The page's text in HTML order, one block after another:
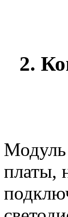
2.
Модуль
платы,